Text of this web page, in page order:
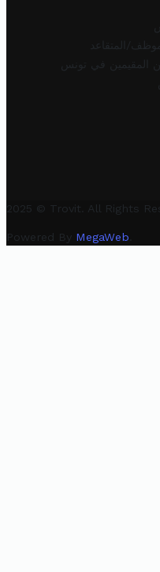
المتقاعد
المقيمين في تونس
2025 © Trovit. All Rights
Powered By MegaWeb